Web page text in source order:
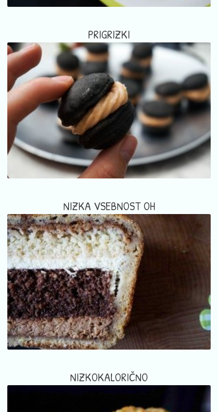
PRIGRIZKI
NIZKA VSEBNOST OH
NIZKOKALORIČNO